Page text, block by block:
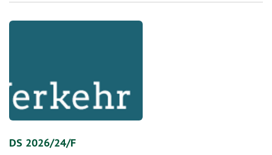
DS 2026/24/F